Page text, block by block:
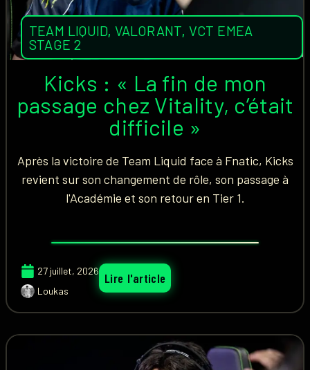
TEAM LIQUID, VALORANT, VCT EMEA
STAGE 2
Kicks : « La fin de mon
passage chez Vitality, c’était
difficile »
Après la victoire de Team Liquid face à Fnatic, Kicks
revient sur son changement de rôle, son passage à
l'Académie et son retour en Tier 1.
27 juillet, 2026
Loukas
Lire l'article